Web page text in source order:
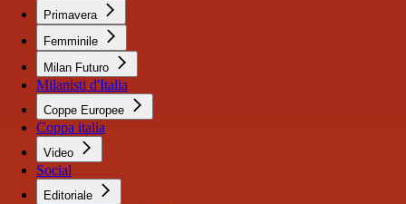
Primavera
Femminile
Milan Futuro
Milanisti d'Italia
Coppe Europee
Coppa italia
Video
Social
Editoriale